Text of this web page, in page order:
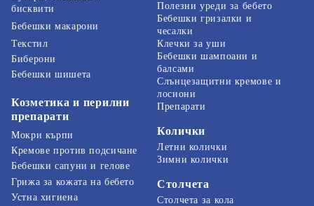
бисквити
Бебешки макарони
Полезни уреди за бебето
Бебешки гризалки и
чесалки
Текстил
Биберони
Бебешки шишета
Козметика и перилни
препарати
Мокри кърпи
Кремове против подсичане
Бебешки сапуни и гелове
Грижа за кожата на бебето
Устна хигиена
Клечки за уши
Бебешки шампоани и
балсами
Слънцезащитни кремове и
лосиони
Препарати
Колички
Летни колички
Зимни колички
Столчета
Столчета за кола